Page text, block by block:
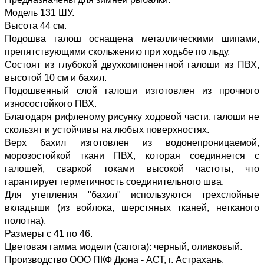
Модель 131 ШУ.
Высота 44 см.
Подошва галош оснащена металлическими шипами,
препятствующими скольжению при ходьбе по льду.
Состоят из глубокой двухкомпонентной галоши из ПВХ,
высотой 10 см и бахил.
Подошвенный слой галоши изготовлен из прочного
износостойкого ПВХ.
Благодаря рифленому рисунку ходовой части, галоши не
скользят и устойчивы на любых поверхностях.
Верх бахил изготовлен из водонепроницаемой,
морозостойкой ткани ПВХ, которая соединяется с
галошей, сваркой токами высокой частоты, что
гарантирует герметичность соединительного шва.
Для утепления "бахил" используются трехслойные
вкладыши (из войлока, шерстяных тканей, нетканого
полотна).
Размеры с 41 по 46.
Цветовая гамма модели (сапога): черный, оливковый.
Производство ООО ПКФ Дюна - АСТ, г. Астрахань.